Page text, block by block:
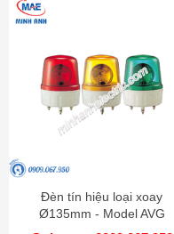
Đèn tín hiệu loại xoay
Ø135mm - Model AVG